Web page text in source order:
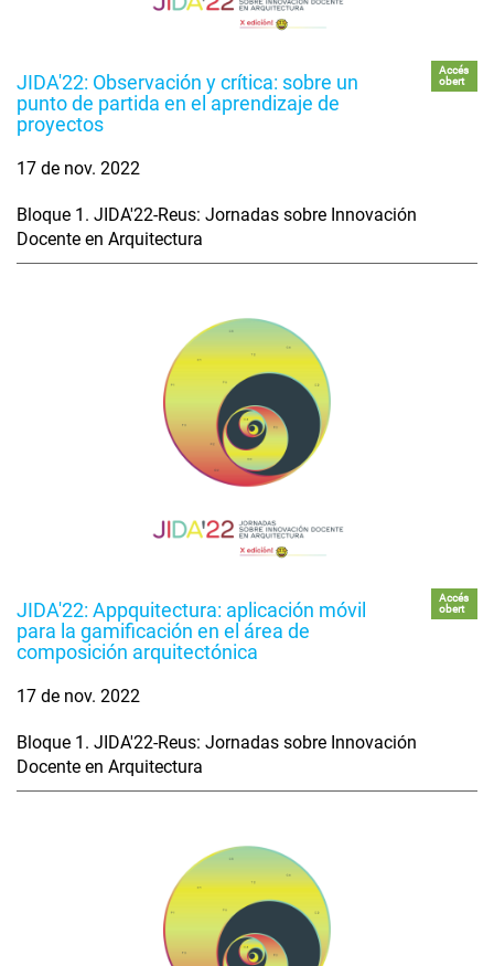
JIDA'22: Observación y crítica: sobre un
punto de partida en el aprendizaje de
proyectos
Accés
obert
17 de nov. 2022
Bloque 1. JIDA'22-Reus: Jornadas sobre Innovación
Docente en Arquitectura
JIDA'22: Appquitectura: aplicación móvil
para la gamificación en el área de
composición arquitectónica
Accés
obert
17 de nov. 2022
Bloque 1. JIDA'22-Reus: Jornadas sobre Innovación
Docente en Arquitectura